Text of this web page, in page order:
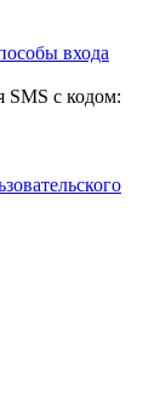
входа
SMS с кодом: